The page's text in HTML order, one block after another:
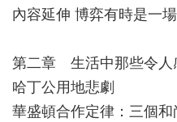
內容延伸 博弈有時是一
第二章 生活中那些令人
哈丁公用地悲劇
華盛頓合作定律：三個和